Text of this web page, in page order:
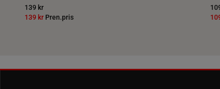
139 kr
139 kr Pren.pris